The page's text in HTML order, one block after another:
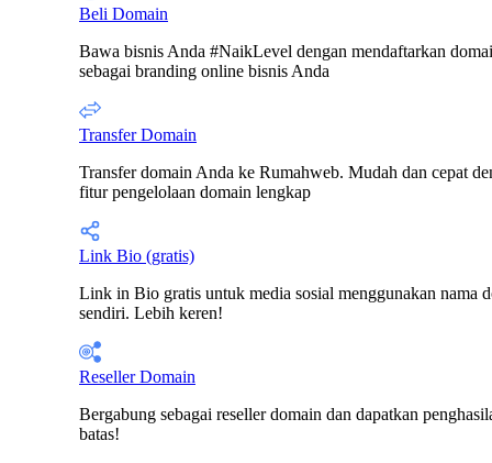
Beli Domain
Bawa bisnis Anda #NaikLevel dengan mendaftarkan
sebagai branding online bisnis Anda
Transfer Domain
Transfer domain Anda ke Rumahweb. Mudah dan cepat
fitur pengelolaan domain lengkap
Link Bio (gratis)
Link in Bio gratis untuk media sosial menggunakan nama
sendiri. Lebih keren!
Reseller Domain
Bergabung sebagai reseller domain dan dapatkan
batas!